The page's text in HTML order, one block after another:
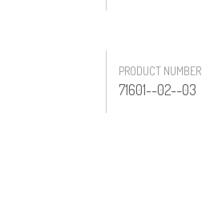
PRODUCT NUMBER
71601--02--03